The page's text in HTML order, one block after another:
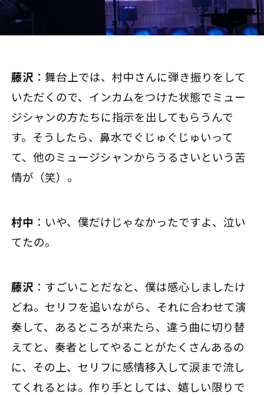
藤沢 ：舞台上では、村中さんに弾き振りをして
いただくので、インカムをつけた状態でミュー
ジシャンの方たちに指示を出してもらうんで
す。そうしたら、鼻水でぐじゅぐじゅいって
て、他のミュージシャンからうるさいという苦
情が（笑）。
村中 ：いや、僕だけじゃなかったですよ、泣い
てたの。
藤沢 ：すごいことだなと、僕は感心しましたけ
どね。セリフを追いながら、それに合わせて演
奏して、あるところが来たら、違う曲に切り替
えてと、奏者としてやることがたくさんあるの
に、その上、セリフに感情移入して涙まで流し
てくれるとは。作り手としては、嬉しい限りで